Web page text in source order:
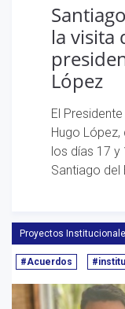
la visita
López
El
Hugo
los días 17 y
Santiago del
Proyectos
#Acuerdos